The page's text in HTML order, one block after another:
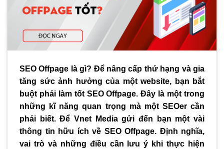
SEO Offpage là gì? Để nâng cấp thứ hạng và gia
tăng sức ảnh hưởng của một website, bạn bắt
buột phải làm tốt SEO Offpage. Đây là một trong
những kĩ năng quan trọng mà một SEOer cần
phải biết. Để Vnet Media gửi đến bạn một vài
thông tin hữu ích về SEO Offpage. Định nghĩa,
vai trò và những điều cần lưu ý khi thực hiện